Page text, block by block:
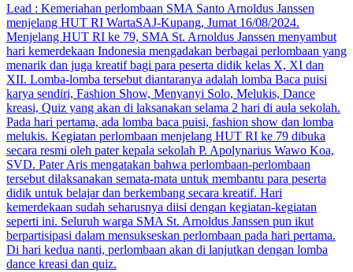
Lead : Kemeriahan perlombaan SMA Santo Arnoldus Janssen
menjelang HUT RI WartaSAJ-Kupang, Jumat 16/08/2024.
Menjelang HUT RI ke 79, SMA St. Arnoldus Janssen menyambut
hari kemerdekaan Indonesia mengadakan berbagai perlombaan yang
menarik dan juga kreatif bagi para peserta didik kelas X, XI dan
XII. Lomba-lomba tersebut diantaranya adalah lomba Baca puisi
karya sendiri, Fashion Show, Menyanyi Solo, Melukis, Dance
kreasi, Quiz yang akan di laksanakan selama 2 hari di aula sekolah.
Pada hari pertama, ada lomba baca puisi, fashion show dan lomba
melukis. Kegiatan perlombaan menjelang HUT RI ke 79 dibuka
secara resmi oleh pater kepala sekolah P. Apolynarius Wawo Koa,
SVD. Pater Aris mengatakan bahwa perlombaan-perlombaan
tersebut dilaksanakan semata-mata untuk membantu para peserta
didik untuk belajar dan berkembang secara kreatif. Hari
kemerdekaan sudah seharusnya diisi dengan kegiatan-kegiatan
seperti ini. Seluruh warga SMA St. Arnoldus Janssen pun ikut
berpartisipasi dalam mensukseskan perlombaan pada hari pertama.
Di hari kedua nanti, perlombaan akan di lanjutkan dengan lomba
dance kreasi dan quiz.